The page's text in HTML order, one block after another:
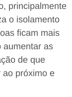
principalmente
o isolamento
ficam mais
aumentar as
de que
ao próximo e